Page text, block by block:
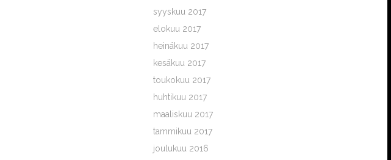
syyskuu 2017
elokuu 2017
heinäkuu 2017
kesäkuu 2017
toukokuu 2017
huhtikuu 2017
maaliskuu 2017
tammikuu 2017
joulukuu 2016